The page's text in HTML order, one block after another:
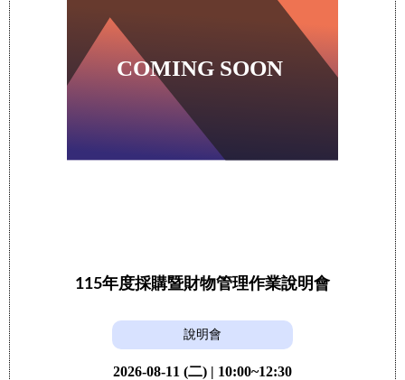
115年度採購暨財物管理作業說明會
說明會
2026-08-11 (二) | 10:00~12:30